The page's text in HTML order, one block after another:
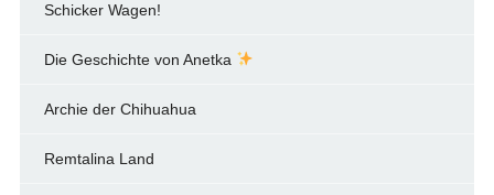
Schicker Wagen!
Die Geschichte von Anetka
Archie der Chihuahua
Remtalina Land